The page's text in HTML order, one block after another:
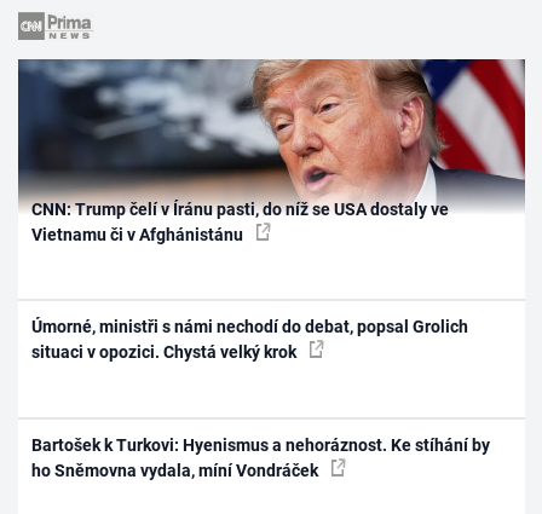
CNN: Trump čelí v Íránu pasti, do níž se USA dostaly ve
Vietnamu či v Afghánistánu
Úmorné, ministři s námi nechodí do debat, popsal Grolich
situaci v opozici. Chystá velký krok
Bartošek k Turkovi: Hyenismus a nehoráznost. Ke stíhání by
ho Sněmovna vydala, míní Vondráček